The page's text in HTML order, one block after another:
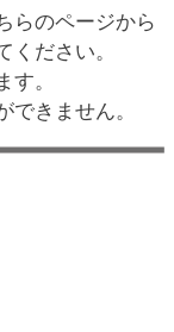
らのページから
ださい。
。
きません。